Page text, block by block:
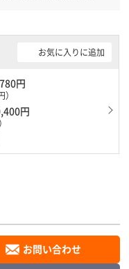
までの待ち時間があまり
お気に入りに追加
円
円
お問い合わせ